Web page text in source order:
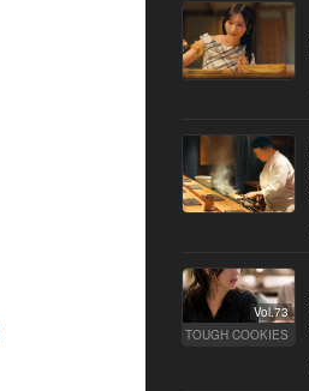
Vol.73
TOUGH COOKIES